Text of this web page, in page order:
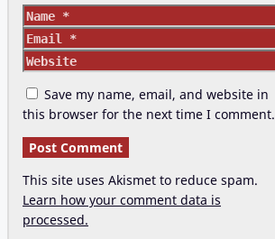
Name
Email
Website
Save my name, email, and website in
this browser for the next time I comment.
This site uses Akismet to reduce spam.
Learn how your comment data is
processed.